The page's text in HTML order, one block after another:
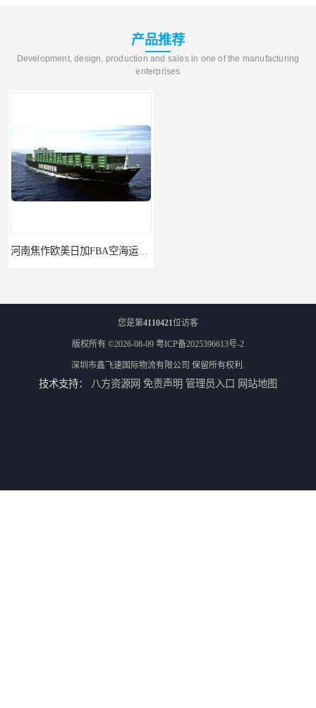
产品推荐
Development, design, production and sales in one of the manufacturing
enterprises
您是第4110421位访客
版权所有 ©2026-08-09 粤ICP备2025396613号-2
深圳市鑫飞速国际物流有限公司 保留所有权利.
技术支持： 八方资源网 免责声明 管理员入口 网站地图